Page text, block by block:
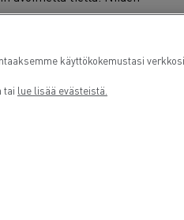
takaavat
- mikä parantaa
käyttökokemustasi
tai lue lisää evästeistä.